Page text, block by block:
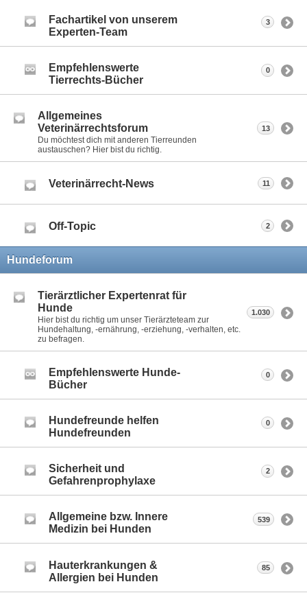
Fachartikel von unserem
Experten-Team
3
Empfehlenswerte
Tierrechts-Bücher
0
Allgemeines
Veterinärrechtsforum
Du möchtest dich mit anderen Tierreunden
austauschen? Hier bist du richtig.
13
Veterinärrecht-News 11
Off-Topic 2
Hundeforum
Tierärztlicher Expertenrat für
Hunde
Hier bist du richtig um unser Tierärzteteam zur
Hundehaltung, -ernährung, -erziehung, -verhalten, etc.
zu befragen.
1.030
Empfehlenswerte Hunde-
Bücher
0
Hundefreunde helfen
Hundefreunden
0
Sicherheit und
Gefahrenprophylaxe
2
Allgemeine bzw. Innere
Medizin bei Hunden
539
Hauterkrankungen &
Allergien bei Hunden
85